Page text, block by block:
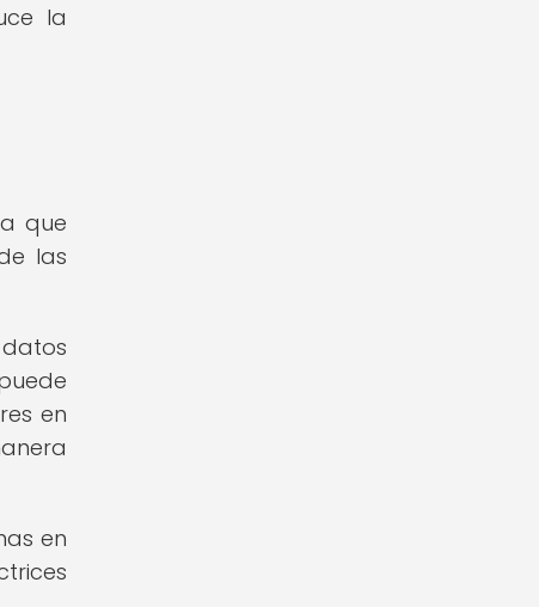
la
que
las
en
en